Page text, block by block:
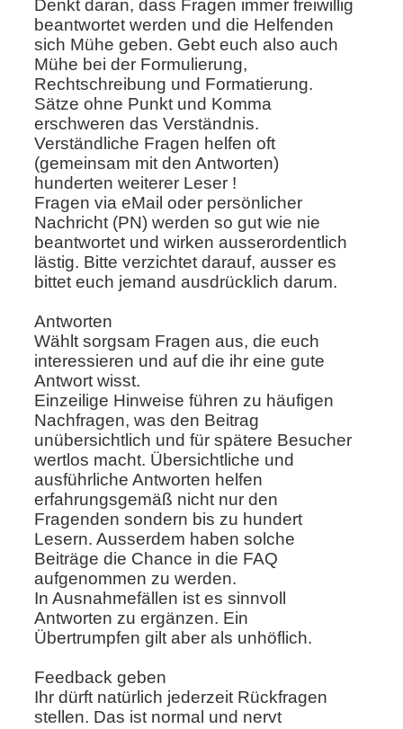
Denkt daran, dass Fragen immer freiwillig
beantwortet werden und die Helfenden
sich Mühe geben. Gebt euch also auch
Mühe bei der Formulierung,
Rechtschreibung und Formatierung.
Sätze ohne Punkt und Komma
erschweren das Verständnis.
Verständliche Fragen helfen oft
(gemeinsam mit den Antworten)
hunderten weiterer Leser !
Fragen via eMail oder persönlicher
Nachricht (PN) werden so gut wie nie
beantwortet und wirken ausserordentlich
lästig. Bitte verzichtet darauf, ausser es
bittet euch jemand ausdrücklich darum.
Antworten
Wählt sorgsam Fragen aus, die euch
interessieren und auf die ihr eine gute
Antwort wisst.
Einzeilige Hinweise führen zu häufigen
Nachfragen, was den Beitrag
unübersichtlich und für spätere Besucher
wertlos macht. Übersichtliche und
ausführliche Antworten helfen
erfahrungsgemäß nicht nur den
Fragenden sondern bis zu hundert
Lesern. Ausserdem haben solche
Beiträge die Chance in die FAQ
aufgenommen zu werden.
In Ausnahmefällen ist es sinnvoll
Antworten zu ergänzen. Ein
Übertrumpfen gilt aber als unhöflich.
Feedback geben
Ihr dürft natürlich jederzeit Rückfragen
stellen. Das ist normal und nervt